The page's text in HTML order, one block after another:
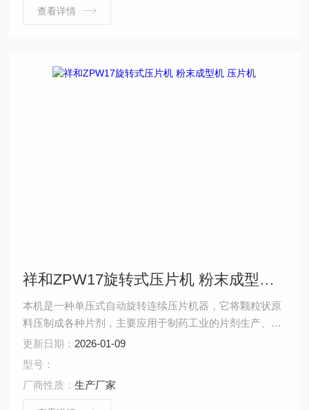
查看详情
祥和ZPW17旋转式压片机 粉末成型机 压片机
本机是一种单压式自动旋转连续压片机器，它将颗粒状原
料压制成各种片剂，主要应用于制药工业的片剂生产、同
时适用于化工、食品、电子、塑料、粉末冶金等工业部
门。
更新日期： 2026-01-09
型号：
厂商性质：生产厂家